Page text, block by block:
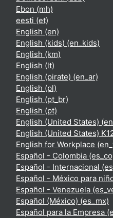
Ebon ‎(mh)‎
eesti ‎(et)‎
English ‎(en)‎
English (kids) ‎(en_kids)‎
English ‎(km)‎
English ‎(lt)‎
English (pirate) ‎(en_ar)‎
English ‎(pl)‎
English ‎(pt_br)‎
English ‎(pt)‎
English (United States)
English (United States)
English for Workplace
Español - Colombia
Español - Internacional
Español - México para
Español - Venezuela
Español (México) ‎(es_mx)‎
Español para la Empresa